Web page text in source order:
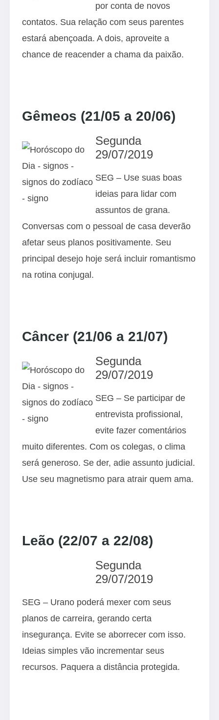
por conta de novos
contatos. Sua relação com seus parentes
estará abençoada. A dois, aproveite a
chance de reacender a chama da paixão.
Gêmeos (21/05 a 20/06)
Segunda
29/07/2019
SEG – Use suas boas
ideias para lidar com
assuntos de grana.
Conversas com o pessoal de casa deverão
afetar seus planos positivamente. Seu
principal desejo hoje será incluir romantismo
na rotina conjugal.
Câncer (21/06 a 21/07)
Segunda
29/07/2019
SEG – Se participar de
entrevista profissional,
evite fazer comentários
muito diferentes. Com os colegas, o clima
será generoso. Se der, adie assunto judicial.
Use seu magnetismo para atrair quem ama.
Leão (22/07 a 22/08)
Segunda
29/07/2019
SEG – Urano poderá mexer com seus
planos de carreira, gerando certa
insegurança. Evite se aborrecer com isso.
Ideias simples vão incrementar seus
recursos. Paquera a distância protegida.